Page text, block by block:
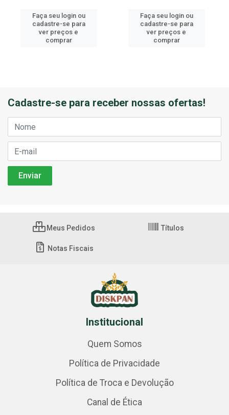
Faça seu login ou
cadastre-se para
ver preços e
comprar
Faça seu login ou
cadastre-se para
ver preços e
comprar
Cadastre-se para receber nossas ofertas!
Meus Pedidos Títulos
Notas Fiscais
Institucional
Quem Somos
Política de Privacidade
Política de Troca e Devolução
Canal de Ética